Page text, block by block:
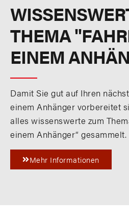
THEMA
EINEM
Damit Sie gut auf Ihren
einem Anhänger vorbereitet
alles wissenswerte zum
einem Anhänger“ gesammelt.
Mehr Informationen